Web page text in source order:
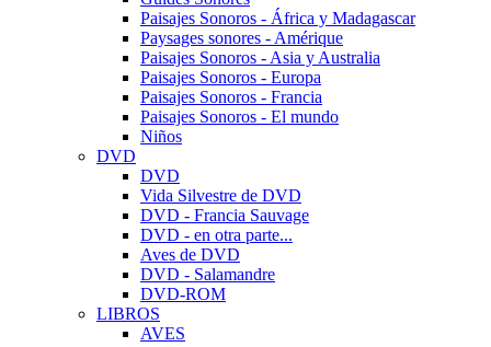
Paisajes Sonoros - África y Madagascar
Paysages sonores - Amérique
Paisajes Sonoros - Asia y Australia
Paisajes Sonoros - Europa
Paisajes Sonoros - Francia
Paisajes Sonoros - El mundo
Niños
DVD
DVD
Vida Silvestre de DVD
DVD - Francia Sauvage
DVD - en otra parte...
Aves de DVD
DVD - Salamandre
DVD-ROM
LIBROS
AVES